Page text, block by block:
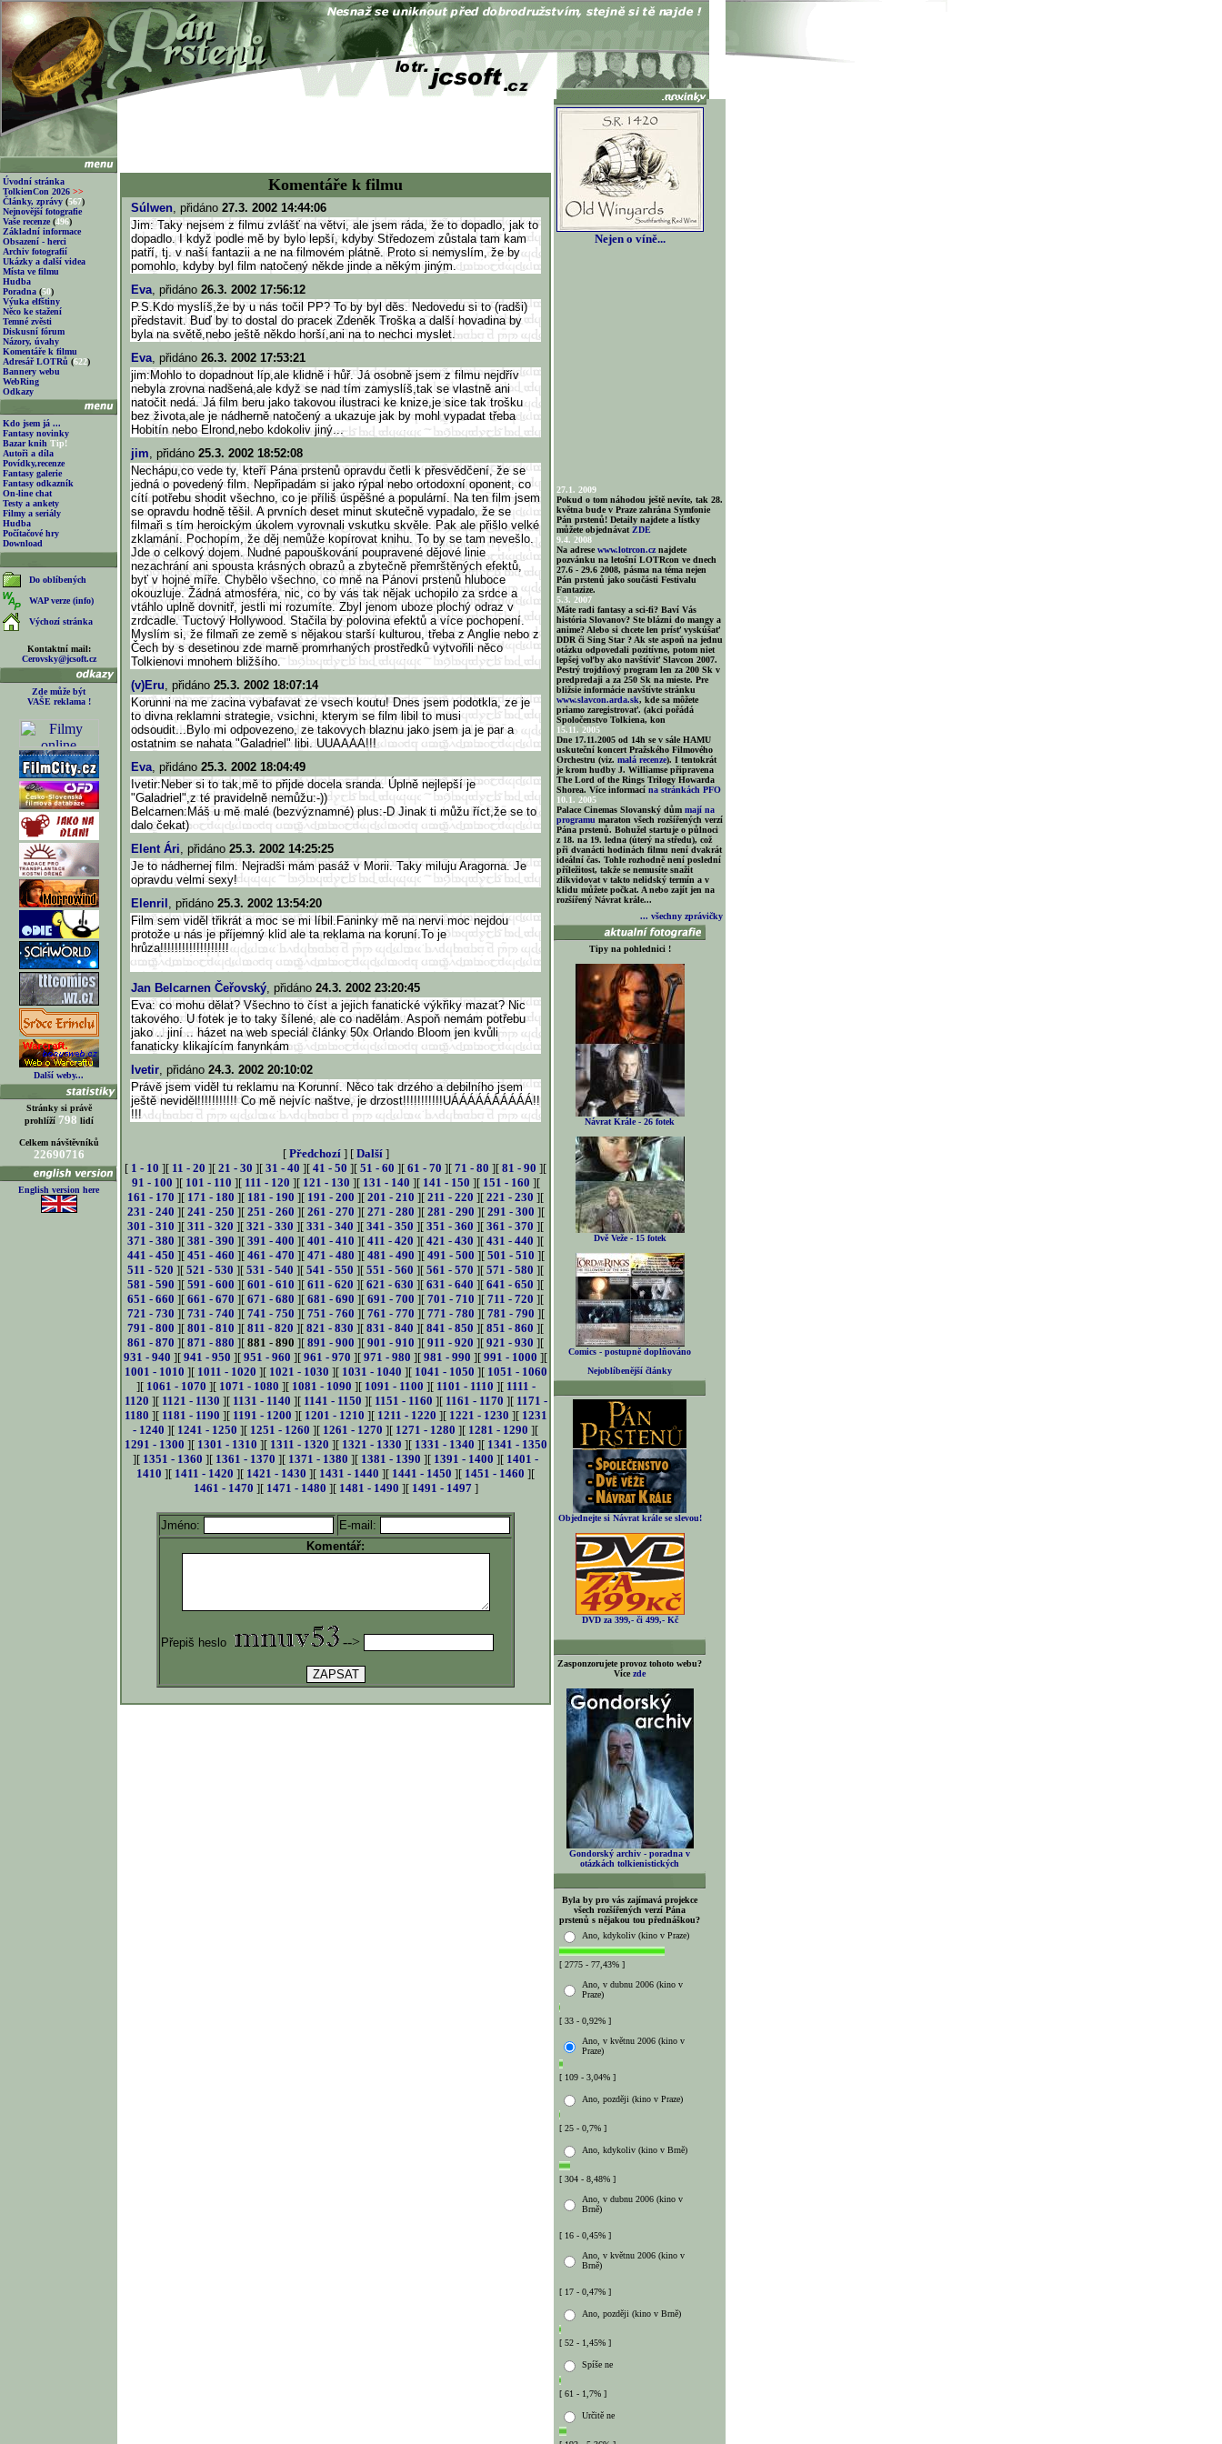
Úvodní stránka
TolkienCon 2026 >>
Články, zprávy (567)
Nejnovější fotografie
Vaše recenze (496)
Základní informace
Obsazení - herci
Archiv fotografií
Ukázky a další videa
Místa ve filmu
Hudba
Poradna (50)
Výuka elfštiny
Něco ke stažení
Temné zvěsti
Diskusní fórum
Názory, úvahy
Komentáře k filmu
Adresář LOTRů (622)
Bannery webu
WebRing
Odkazy
Kdo jsem já ...
Fantasy novinky
Bazar knih Tip!
Autoři a díla
Povídky,recenze
Fantasy galerie
Fantasy odkazník
On-line chat
Testy a ankety
Filmy a seriály
Hudba
Počítačové hry
Download
Do oblíbených
WAP verze (info)
Výchozí stránka
Kontaktní mail:
Cerovsky@jcsoft.cz
Zde může být
VAŠE reklama !
Další weby...
Stránky si právě
prohlíží798 lidí
Celkem návštěvníků
22690716
English version here
Komentáře k filmu
Súlwen, přidáno 27.3. 2002 14:44:06
Jim: Taky nejsem z filmu zvlášť na větvi, ale jsem ráda, že to dopadlo, jak to
dopadlo. I když podle mě by bylo lepší, kdyby Středozem zůstala tam kam
patří, tj. v naší fantazii a ne na filmovém plátně. Proto si nemyslím, že by
pomohlo, kdyby byl film natočený někde jinde a někým jiným.
Eva, přidáno 26.3. 2002 17:56:12
P.S.Kdo myslíš,že by u nás točil PP? To by byl děs. Nedovedu si to (radši)
představit. Buď by to dostal do pracek Zdeněk Troška a další hovadina by
byla na světě,nebo ještě někdo horší,ani na to nechci myslet.
Eva, přidáno 26.3. 2002 17:53:21
jim:Mohlo to dopadnout líp,ale klidně i hůř. Já osobně jsem z filmu nejdřív
nebyla zrovna nadšená,ale když se nad tím zamyslíš,tak se vlastně ani
natočit nedá. Já film beru jako takovou ilustraci ke knize,je sice tak trošku
bez života,ale je nádherně natočený a ukazuje jak by mohl vypadat třeba
Hobitín nebo Elrond,nebo kdokoliv jiný...
jim, přidáno 25.3. 2002 18:52:08
Nechápu,co vede ty, kteří Pána prstenů opravdu četli k přesvědčení, že se
jedná o povedený film. Nepřipadám si jako rýpal nebo ortodoxní oponent, co
cítí potřebu shodit všechno, co je příliš úspěšné a populární. Na ten film jsem
se opravdu hodně těšil. A prvních deset minut skutečně vypadalo, že se
filmaři s tím heroickým úkolem vyrovnali vskutku skvěle. Pak ale přišlo velké
zklamání. Pochopím, že děj nemůže kopírovat knihu. To by se tam nevešlo.
Jde o celkový dojem. Nudné papouškování poupravené dějové linie
nezachrání ani spousta krásných obrazů a zbytečně přemrštěných efektů,
byť v hojné míře. Chybělo všechno, co mně na Pánovi prstenů hluboce
okouzluje. Žádná atmosféra, nic, co by vás tak nějak uchopilo za srdce a
vtáhlo uplně dovnitř, jestli mi rozumíte. Zbyl jenom uboze plochý odraz v
zrdcadle. Tuctový Hollywood. Stačila by polovina efektů a více pochopení.
Myslím si, že filmaři ze země s nějakou starší kulturou, třeba z Anglie nebo z
Čech by s desetinou zde marně promrhaných prostředků vytvořili něco
Tolkienovi mnohem bližšího.
(v)Eru, přidáno 25.3. 2002 18:07:14
Korunni na me zacina vybafavat ze vsech koutu! Dnes jsem podotkla, ze je
to divna reklamni strategie, vsichni, kterym se film libil to musi
odsoudit...Bylo mi odpovezeno, ze takovych blaznu jako jsem ja je par a
ostatnim se nahata "Galadriel" libi. UUAAAA!!!
Eva, přidáno 25.3. 2002 18:04:49
Ivetir:Neber si to tak,mě to přijde docela sranda. Úplně nejlepší je
"Galadriel",z té pravidelně nemůžu:-))
Belcarnen:Máš u mě malé (bezvýznamné) plus:-D Jinak ti můžu říct,že se to
dalo čekat)
Elent Ári, přidáno 25.3. 2002 14:25:25
Je to nádhernej film. Nejradši mám pasáž v Morii. Taky miluju Aragorna. Je
opravdu velmi sexy!
Elenril , přidáno 25.3. 2002 13:54:20
Film sem viděl třikrát a moc se mi líbil.Faninky mě na nervi moc nejdou
protože u nás je příjemný klid ale ta reklama na koruní.To je
hrůza!!!!!!!!!!!!!!!!!!!
Jan Belcarnen Čeřovský, přidáno 24.3. 2002 23:20:45
Eva: co mohu dělat? Všechno to číst a jejich fanatické výkřiky mazat? Nic
takového. U fotek je to taky šílené, ale co nadělám. Aspoň nemám potřebu
jako .. jiní .. házet na web speciál články 50x Orlando Bloom jen kvůli
fanaticky klikajícím fanynkám
Ivetir, přidáno 24.3. 2002 20:10:02
Právě jsem viděl tu reklamu na Korunní. Něco tak drzého a debilního jsem
ještě neviděl!!!!!!!!!!! Co mě nejvíc naštve, je drzost!!!!!!!!!!!UÁÁÁÁÁÁÁÁÁÁ!!
!!!
[ Předchozí] [ Další]
[ 1 - 10 ][ 11 - 20 ][ 21 - 30 ][ 31 - 40 ][ 41 - 50 ][ 51 - 60 ][ 61 - 70 ][ 71 - 80 ][ 81 - 90 ][
91 - 100 ][ 101 - 110 ][ 111 - 120 ][ 121 - 130 ][ 131 - 140 ][ 141 - 150 ][ 151 - 160 ][
161 - 170 ][ 171 - 180 ][ 181 - 190 ][ 191 - 200 ][ 201 - 210 ][ 211 - 220 ][ 221 - 230 ][
231 - 240 ][ 241 - 250 ][ 251 - 260 ][ 261 - 270 ][ 271 - 280 ][ 281 - 290 ][ 291 - 300 ][
301 - 310 ][ 311 - 320 ][ 321 - 330 ][ 331 - 340 ][ 341 - 350 ][ 351 - 360 ][ 361 - 370 ][
371 - 380 ][ 381 - 390 ][ 391 - 400 ][ 401 - 410 ][ 411 - 420 ][ 421 - 430 ][ 431 - 440 ][
441 - 450 ][ 451 - 460 ][ 461 - 470 ][ 471 - 480 ][ 481 - 490 ][ 491 - 500 ][ 501 - 510 ][
511 - 520 ][ 521 - 530 ][ 531 - 540 ][ 541 - 550 ][ 551 - 560 ][ 561 - 570 ][ 571 - 580 ][
581 - 590 ][ 591 - 600 ][ 601 - 610 ][ 611 - 620 ][ 621 - 630 ][ 631 - 640 ][ 641 - 650 ][
651 - 660 ][ 661 - 670 ][ 671 - 680 ][ 681 - 690 ][ 691 - 700 ][ 701 - 710 ][ 711 - 720 ][
721 - 730 ][ 731 - 740 ][ 741 - 750 ][ 751 - 760 ][ 761 - 770 ][ 771 - 780 ][ 781 - 790 ][
791 - 800 ][ 801 - 810 ][ 811 - 820 ][ 821 - 830 ][ 831 - 840 ][ 841 - 850 ][ 851 - 860 ][
861 - 870 ][ 871 - 880 ][ 881 - 890 ][ 891 - 900 ][ 901 - 910 ][ 911 - 920 ][ 921 - 930 ][
931 - 940 ][ 941 - 950 ][ 951 - 960 ][ 961 - 970 ][ 971 - 980 ][ 981 - 990 ][ 991 - 1000 ][
1001 - 1010 ][ 1011 - 1020 ][ 1021 - 1030 ][ 1031 - 1040 ][ 1041 - 1050 ][ 1051 - 1060
][ 1061 - 1070 ][ 1071 - 1080 ][ 1081 - 1090 ][ 1091 - 1100 ][ 1101 - 1110 ][ 1111 -
1120 ][ 1121 - 1130 ][ 1131 - 1140 ][ 1141 - 1150 ][ 1151 - 1160 ][ 1161 - 1170 ][ 1171 -
1180 ][ 1181 - 1190 ][ 1191 - 1200 ][ 1201 - 1210 ][ 1211 - 1220 ][ 1221 - 1230 ][ 1231
- 1240 ][ 1241 - 1250 ][ 1251 - 1260 ][ 1261 - 1270 ][ 1271 - 1280 ][ 1281 - 1290 ][
1291 - 1300 ][ 1301 - 1310 ][ 1311 - 1320 ][ 1321 - 1330 ][ 1331 - 1340 ][ 1341 - 1350
][ 1351 - 1360 ][ 1361 - 1370 ][ 1371 - 1380 ][ 1381 - 1390 ][ 1391 - 1400 ][ 1401 -
1410 ][ 1411 - 1420 ][ 1421 - 1430 ][ 1431 - 1440 ][ 1441 - 1450 ][ 1451 - 1460 ][
1461 - 1470 ][ 1471 - 1480 ][ 1481 - 1490 ][ 1491 - 1497]
Jméno:
E-mail:
Komentář:
Přepiš heslo -->
Nejen o víně...
27.1. 2009
Pokud o tom náhodou ještě nevíte, tak 28.
května bude v Praze zahrána Symfonie
Pán prstenů! Detaily najdete a lístky
můžete objednávat ZDE
9.4. 2008
Na adrese www.lotrcon.cznajdete
pozvánku na letošní LOTRcon ve dnech
27.6 - 29.6 2008, pásma na téma nejen
Pán prstenů jako součásti Festivalu
Fantazize.
5.3. 2007
Máte radi fantasy a sci-fi? Baví Vás
história Slovanov? Ste blázni do mangy a
anime? Alebo si chcete len prísť vyskúšať
DDR či Sing Star ? Ak ste aspoň na jednu
otázku odpovedali pozitívne, potom niet
lepšej voľby ako navštíviť Slavcon 2007.
Pestrý trojdňový program len za 200 Sk v
predpredaji a za 250 Sk na mieste. Pre
bližsie informácie navštívte stránku
www.slavcon.arda.sk, kde sa môžete
priamo zaregistrovať. (akci pořádá
Spoločenstvo Tolkiena, kon
15.11. 2005
Dne 17.11.2005 od 14h se v sále HAMU
uskuteční koncert Pražského Filmového
Orchestru (viz. malá recenze). I tentokrát
je krom hudby J. Williamse připravena
The Lord of the Rings Trilogy Howarda
Shorea. Více informací na stránkách PFO
10.1. 2005
Palace Cinemas Slovanský dům mají na
programu maraton všech rozšířených verzí
Pána prstenů. Bohužel startuje o půlnoci
z 18. na 19. ledna (úterý na středu), což
při dvanácti hodinách filmu není dvakrát
ideální čas. Tohle rozhodně není poslední
příležitost, takže se nemusíte snažit
zlikvidovat v takto nelidský termín a v
klidu můžete počkat. A nebo zajít jen na
rozšířený Návrat krále...
... všechny zprávičky
Tipy na pohlednici !
Návrat Krále - 26 fotek
Dvě Veže - 15 fotek
Comics - postupně doplňováno
Nejoblíbenější články
Objednejte si Návrat krále se slevou!
DVD za 399,- či 499,- Kč
Zasponzorujete provoz tohoto webu?
Více zde
Gondorský archiv - poradna v
otázkách tolkienistických
Byla by pro vás zajímavá projekce
všech rozšířených verzí Pána
prstenů s nějakou tou přednáškou?
Ano, kdykoliv (kino v Praze)
[ 2775 - 77,43% ]
Ano, v dubnu 2006 (kino v
Praze)
[ 33 - 0,92% ]
Ano, v květnu 2006 (kino v
Praze)
[ 109 - 3,04% ]
Ano, později (kino v Praze)
[ 25 - 0,7% ]
Ano, kdykoliv (kino v Brně)
[ 304 - 8,48% ]
Ano, v dubnu 2006 (kino v
Brně)
[ 16 - 0,45% ]
Ano, v květnu 2006 (kino v
Brně)
[ 17 - 0,47% ]
Ano, později (kino v Brně)
[ 52 - 1,45% ]
Spíše ne
[ 61 - 1,7% ]
Určitě ne